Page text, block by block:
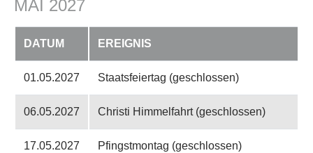
MAI 2027
DATUM EREIGNIS
01.05.2027 Staatsfeiertag (geschlossen)
06.05.2027 Christi Himmelfahrt (geschlossen)
17.05.2027 Pfingstmontag (geschlossen)